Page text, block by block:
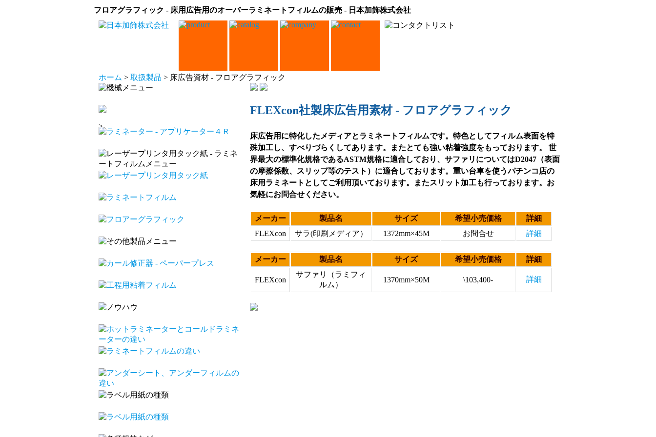
フロアグラフィック - 床用広告用のオーバーラミネートフィルムの販売 - 日本加飾株式会社
ホーム > 取扱製品 > 床広告資材 - フロアグラフィック
>
FLEXcon社製床広告用素材 - フロアグラフィック
床広告用に特化したメディアとラミネートフィルムです。特色としてフィルム表面を特
殊加工し、すべりづらくしてあります。またとても強い粘着強度をもっております。 世
界最大の標準化規格であるASTM規格に適合しており、サファリについてはD2047（表面
の摩擦係数、スリップ等のテスト）に適合しております。重い台車を使うパチンコ店の
床用ラミネートとしてご利用頂いております。またスリット加工も行っております。お
気軽にお問合せください。
メーカー 製品名 サイズ 希望小売価格
詳細
FLEXcon
サラ(印刷メディア） 1372mm×45M お問合せ 詳細
メーカー 製品名 サイズ 希望小売価格 詳細
FLEXcon
サファリ（ラミフィ
ルム）
1370mm×50M \103,400- 詳細